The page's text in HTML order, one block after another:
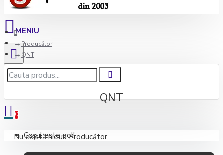
0
Coșul este gol!
Producător
QNT
QNT
Nu există niciun Producător.